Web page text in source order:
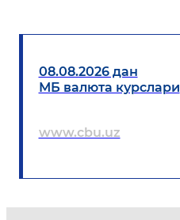
08.08.2026 дан
МБ валюта курслари
www.cbu.uz